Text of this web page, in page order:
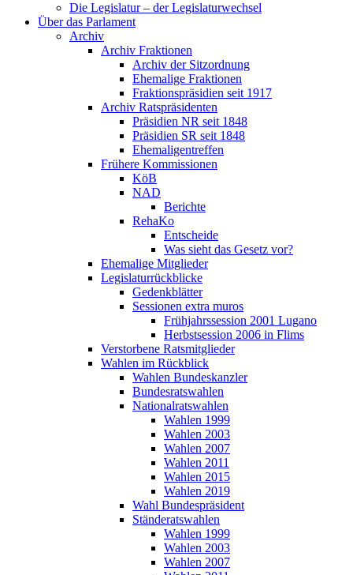
Die Legislatur – der Legislaturwechsel
Über das Parlament
Archiv
Archiv Fraktionen
Archiv der Sitzordnung
Ehemalige Fraktionen
Fraktionspräsidien seit 1917
Archiv Ratspräsidenten
Präsidien NR seit 1848
Präsidien SR seit 1848
Ehemaligentreffen
Frühere Kommissionen
KöB
NAD
Berichte
RehaKo
Entscheide
Was sieht das Gesetz vor?
Ehemalige Mitglieder
Legislaturrückblicke
Gedenkblätter
Sessionen extra muros
Frühjahrssession 2001 Lugano
Herbstsession 2006 in Flims
Verstorbene Ratsmitglieder
Wahlen im Rückblick
Wahlen Bundeskanzler
Bundesratswahlen
Nationalratswahlen
Wahlen 1999
Wahlen 2003
Wahlen 2007
Wahlen 2011
Wahlen 2015
Wahlen 2019
Wahl Bundespräsident
Ständeratswahlen
Wahlen 1999
Wahlen 2003
Wahlen 2007